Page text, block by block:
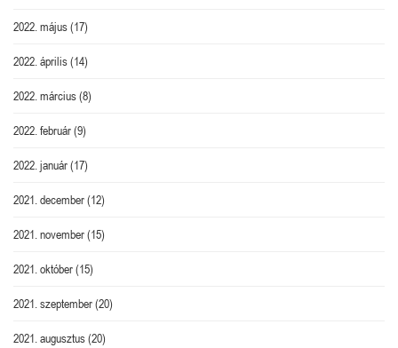
2022. május(17)
2022. április(14)
2022. március(8)
2022. február(9)
2022. január(17)
2021. december(12)
2021. november(15)
2021. október(15)
2021. szeptember(20)
2021. augusztus(20)